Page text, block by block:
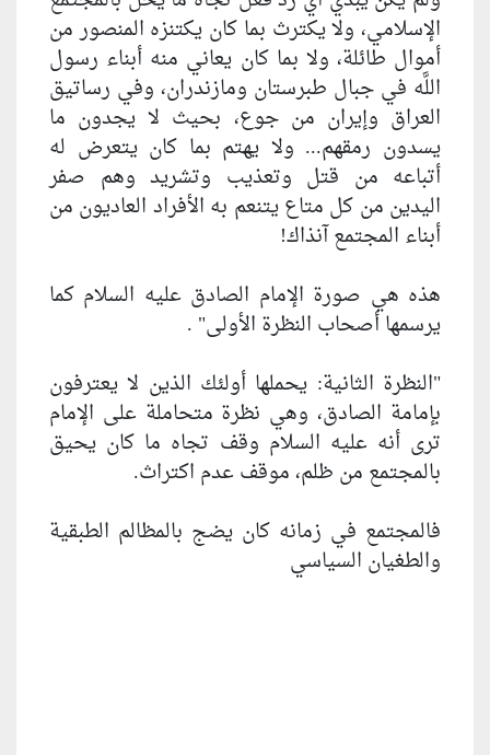
الإسلامي، ولا يكترث بما كان يكتنزه المنصور من
أموال طائلة، ولا بما كان يعاني منه أبناء رسول
اللَّه في جبال طبرستان ومازندران، وفي رساتيق
العراق وإيران من جوع، بحيث لا يجدون ما
يسدون رمقهم... ولا يهتم بما كان يتعرض له
أتباعه من قتل وتعذيب وتشريد وهم صفر
اليدين من كل متاع يتنعم به الأفراد العاديون من
أبناء المجتمع آنذاك!
هذه هي صورة الإمام الصادق عليه السلام كما
يرسمها أصحاب النظرة الأولى" .
"النظرة الثانية: يحملها أولئك الذين لا يعترفون
بإمامة الصادق، وهي نظرة متحاملة على الإمام
ترى أنه عليه السلام وقف تجاه ما كان يحيق
بالمجتمع من ظلم، موقف عدم اكتراث.
فالمجتمع في زمانه كان يضج بالمظالم الطبقية
والطغيان السياسي